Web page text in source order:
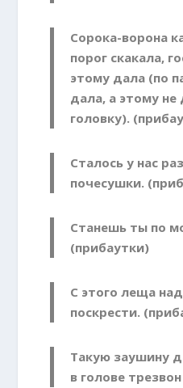
Сорока-ворона
порог скакала,
этому дала (по
дала, а этому
головку).
Сталось у нас
почесушки.
Станешь ты по
(прибаутки)
С этого леща
поскрести.
Такую заушину
в голове